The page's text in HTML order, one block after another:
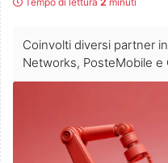
Coinvolti diversi partner
Networks, PosteMobile e